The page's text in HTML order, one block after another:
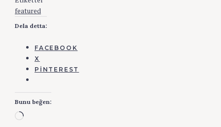
featured
Dela detta:
FACEBOOK
X
PINTEREST
Bunu beğen:
Yükleniyor...